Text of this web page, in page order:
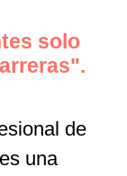
solo
de
una